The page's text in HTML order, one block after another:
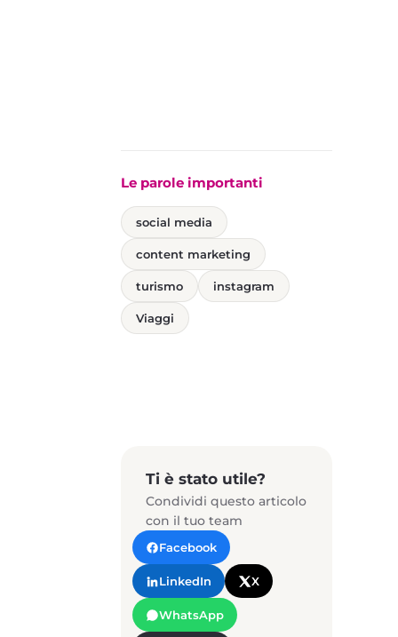
Le parole importanti
social media
content marketing
turismo instagram
Viaggi
Ti è stato utile?
Condividi questo articolo
con il tuo team
Facebook
LinkedIn X
WhatsApp